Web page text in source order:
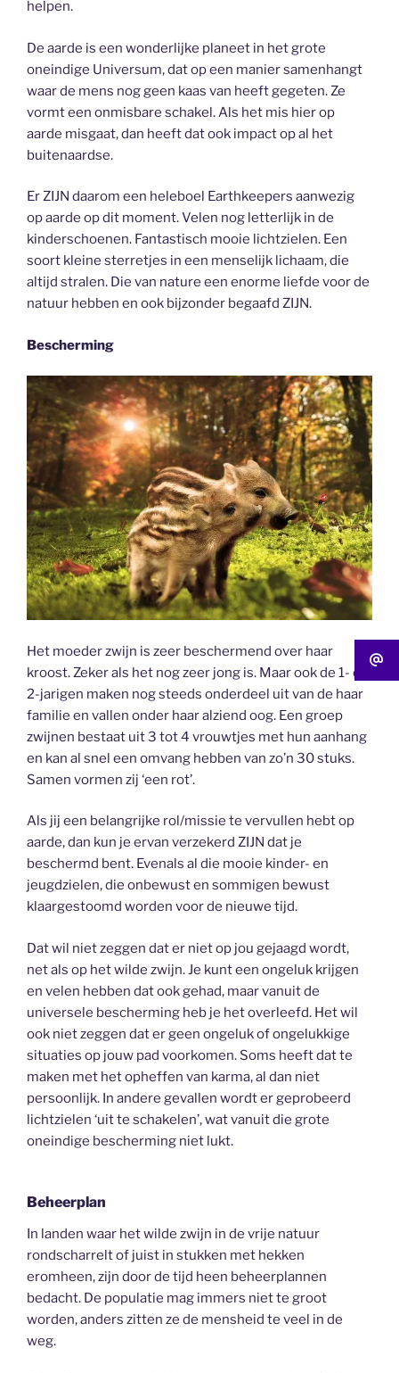
helpen.
De aarde is een wonderlijke planeet in het grote
oneindige Universum, dat op een manier samenhangt
waar de mens nog geen kaas van heeft gegeten. Ze
vormt een onmisbare schakel. Als het mis hier op
aarde misgaat, dan heeft dat ook impact op al het
buitenaardse.
Er ZIJN daarom een heleboel Earthkeepers aanwezig
op aarde op dit moment. Velen nog letterlijk in de
kinderschoenen. Fantastisch mooie lichtzielen. Een
soort kleine sterretjes in een menselijk lichaam, die
altijd stralen. Die van nature een enorme liefde voor de
natuur hebben en ook bijzonder begaafd ZIJN.
Bescherming
Het moeder zwijn is zeer beschermend over haar
kroost. Zeker als het nog zeer jong is. Maar ook de 1- en
2-jarigen maken nog steeds onderdeel uit van de haar
familie en vallen onder haar alziend oog. Een groep
zwijnen bestaat uit 3 tot 4 vrouwtjes met hun aanhang
en kan al snel een omvang hebben van zo’n 30 stuks.
Samen vormen zij ‘een rot’.
Als jij een belangrijke rol/missie te vervullen hebt op
aarde, dan kun je ervan verzekerd ZIJN dat je
beschermd bent. Evenals al die mooie kinder- en
jeugdzielen, die onbewust en sommigen bewust
klaargestoomd worden voor de nieuwe tijd.
Dat wil niet zeggen dat er niet op jou gejaagd wordt,
net als op het wilde zwijn. Je kunt een ongeluk krijgen
en velen hebben dat ook gehad, maar vanuit de
universele bescherming heb je het overleefd. Het wil
ook niet zeggen dat er geen ongeluk of ongelukkige
situaties op jouw pad voorkomen. Soms heeft dat te
maken met het opheffen van karma, al dan niet
persoonlijk. In andere gevallen wordt er geprobeerd
lichtzielen ‘uit te schakelen’, wat vanuit die grote
oneindige bescherming niet lukt.
Beheerplan
In landen waar het wilde zwijn in de vrije natuur
rondscharrelt of juist in stukken met hekken
eromheen, zijn door de tijd heen beheerplannen
bedacht. De populatie mag immers niet te groot
worden, anders zitten ze de mensheid te veel in de
weg.